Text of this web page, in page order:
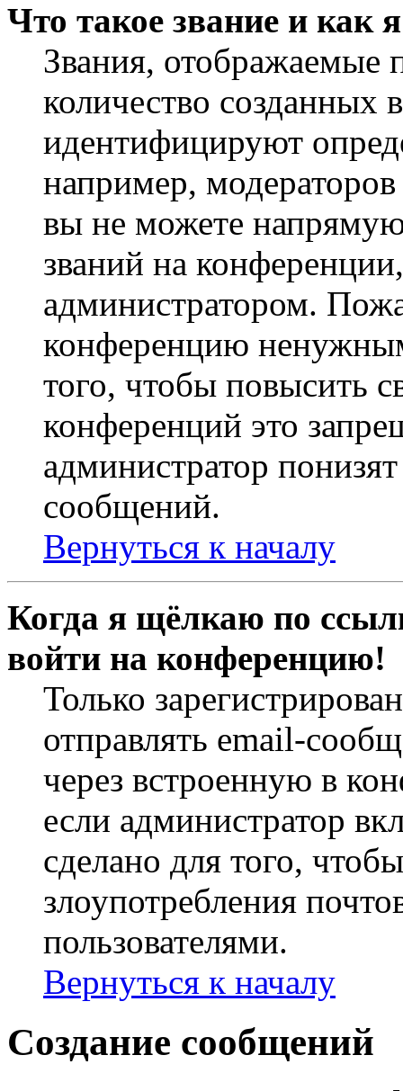
Что такое звание и как
Звания,
количество
идентифицируют
например,
вы не можете
званий на
администратором.
конференцию
того, чтобы повысить
конференций это
администратор
сообщений.
Вернуться к началу
Когда я щёлкаю по
войти на конференцию!
Только
отправлять email-
через встроенную в
если администратор
сделано для того,
злоупотребления
пользователями.
Вернуться к началу
Создание сообщений